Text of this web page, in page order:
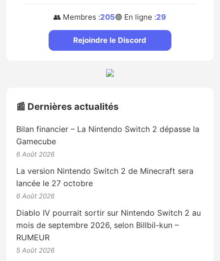
👥 Membres :205🟢 En ligne :29
Rejoindre le Discord
📰 Dernières actualités
Bilan financier – La Nintendo Switch 2 dépasse la
Gamecube
6 Août 2026
La version Nintendo Switch 2 de Minecraft sera
lancée le 27 octobre
6 Août 2026
Diablo IV pourrait sortir sur Nintendo Switch 2 au
mois de septembre 2026, selon Billbil-kun –
RUMEUR
5 Août 2026